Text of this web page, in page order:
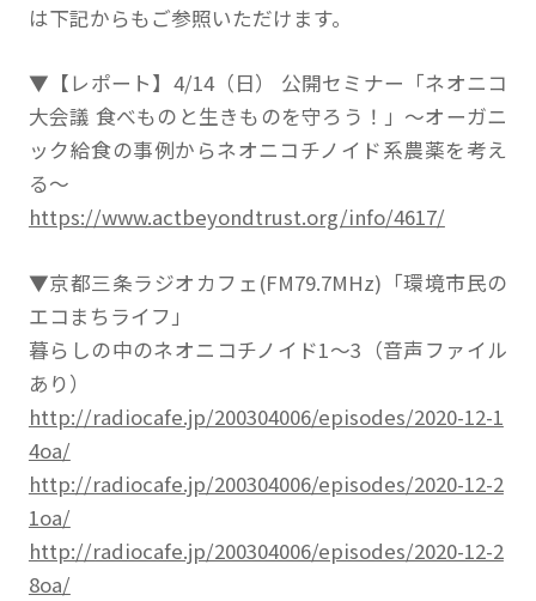
は下記からもご参照いただけます。
▼【レポート】4/14（日） 公開セミナー「ネオニコ
大会議 食べものと生きものを守ろう！」～オーガニ
ック給食の事例からネオニコチノイド系農薬を考え
る～
https://www.actbeyondtrust.org/info/4617/
▼京都三条ラジオカフェ(FM79.7MHz)「環境市民の
エコまちライフ」
暮らしの中のネオニコチノイド1～3（音声ファイル
あり）
http://radiocafe.jp/200304006/episodes/2020-12-1
4oa/
http://radiocafe.jp/200304006/episodes/2020-12-2
1oa/
http://radiocafe.jp/200304006/episodes/2020-12-2
8oa/